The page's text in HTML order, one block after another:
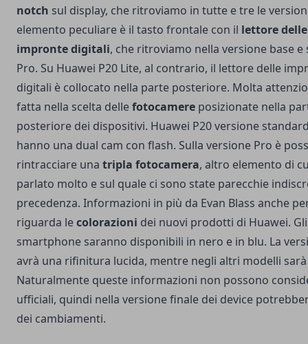
notch sul display, che ritroviamo in tutte e tre le
elemento peculiare è il tasto frontale con il lettore delle
impronte digitali, che ritroviamo nella versione base e
Pro. Su Huawei P20 Lite, al contrario, il lettore delle
digitali è collocato nella parte posteriore. Molta
fatta nella scelta dellefotocamere posizionate nella
posteriore dei dispositivi. Huawei P20 versione
hanno una dual cam con flash. Sulla versione Pro è
rintracciare una tripla fotocamera, altro elemento di
parlato molto e sul quale ci sono state parecchie
precedenza. Informazioni in più da Evan Blass anche
riguarda lecolorazioni dei nuovi prodotti di Huawei. Gli
smartphone saranno disponibili in nero e in blu. La
avrà una rifinitura lucida, mentre negli altri modelli
Naturalmente queste informazioni non possono
ufficiali, quindi nella versione finale dei device
dei cambiamenti.